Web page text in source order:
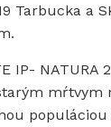
Tarbucka a
IP- NATURA